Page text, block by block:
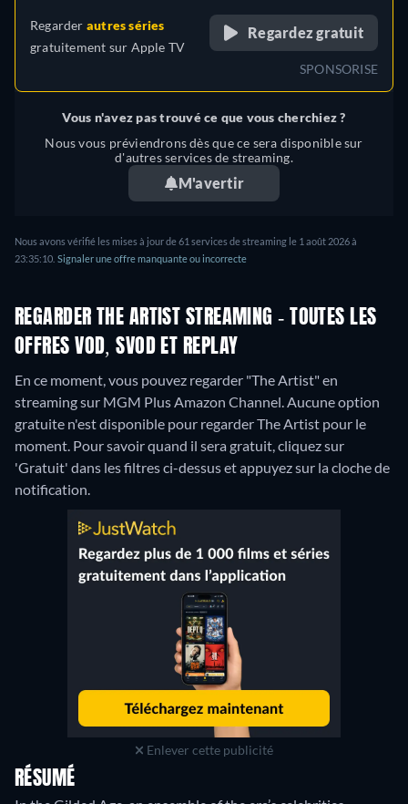
Regarder autres séries
gratuitement sur Apple TV
Regardez gratuit
SPONSORISE
Vous n'avez pas trouvé ce que vous cherchiez ?
Nous vous préviendrons dès que ce sera disponible sur
d'autres services de streaming.
M'avertir
Nous avons vérifié les mises à jour de 61 services de streaming le 1 août 2026 à
23:35:10. Signaler une offre manquante ou incorrecte
REGARDER THE ARTIST STREAMING - TOUTES LES
OFFRES VOD, SVOD ET REPLAY
En ce moment, vous pouvez regarder "The Artist" en
streaming sur MGM Plus Amazon Channel.Aucune option
gratuite n'est disponible pour regarder The Artist pour le
moment. Pour savoir quand il sera gratuit, cliquez sur
'Gratuit' dans les filtres ci-dessus et appuyez sur la cloche de
notification.
Enlever cette publicité
RÉSUMÉ